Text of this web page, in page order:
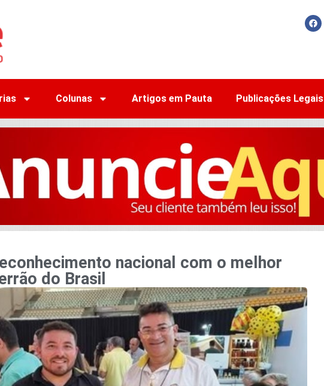
Colunas Artigos em Pauta Publicações Legais
nacional com o melhor
do Brasil